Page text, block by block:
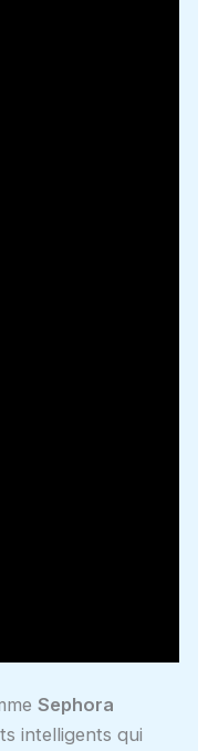
Sephora
intelligents qui